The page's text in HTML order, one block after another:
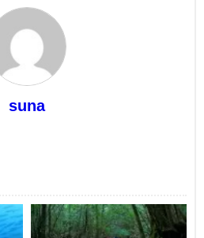
suna